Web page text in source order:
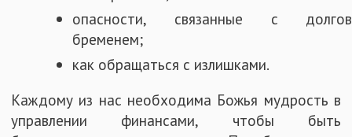
опасности, связанные с
бременем;
как обращаться с излишками.
Каждому из нас необходима Божья мудрость в
управлении финансами, чтобы быть